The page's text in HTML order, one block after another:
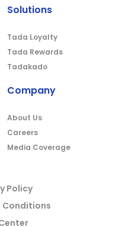
Solutions
Tada Loyalty
Tada Rewards
Tadakado
Company
About Us
Careers
Media Coverage
Policy
Conditions